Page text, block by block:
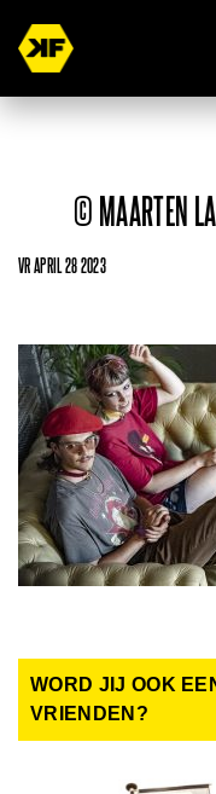
© MAARTEN
VR APRIL 28 2023
WORD JIJ OOK
VRIENDEN?